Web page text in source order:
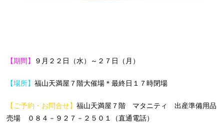
【期間】 ９月２２日（水）～２７日（月）
【場所】福山天満屋７階大催場＊最終日１７時閉場
【ご予約・お問合せ】福山天満屋７階 マタニティ 出産準備用品
売場 ０８４－９２７－２５０１（直通電話）